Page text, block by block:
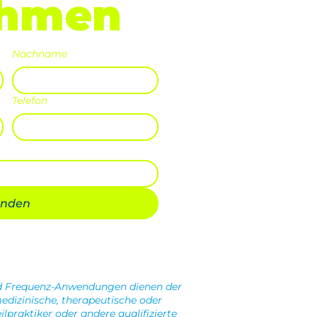
Nachname
Telefon
Anwendungen dienen der
therapeutische oder
oder andere qualifizierte